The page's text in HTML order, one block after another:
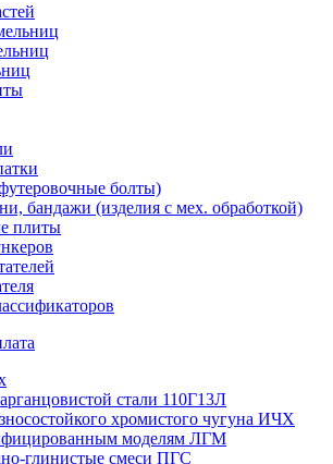
болты)
бандажи (изделия с мех. обработкой)
плиты
стали 110Г13Л
хромистого чугуна ИЧХ
моделям ЛГМ
глинистые смеси ПГС